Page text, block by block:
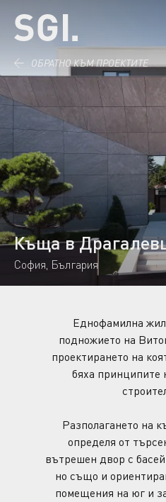
ОБРАТНО КЪМ ПРОЕКТИТЕ
Къща в
София, България
Еднофамилна
подножието на
проектирането на
бяха принципите
Разполагането на
определя от
вътрешен двор с
но също и
помещения на юг и